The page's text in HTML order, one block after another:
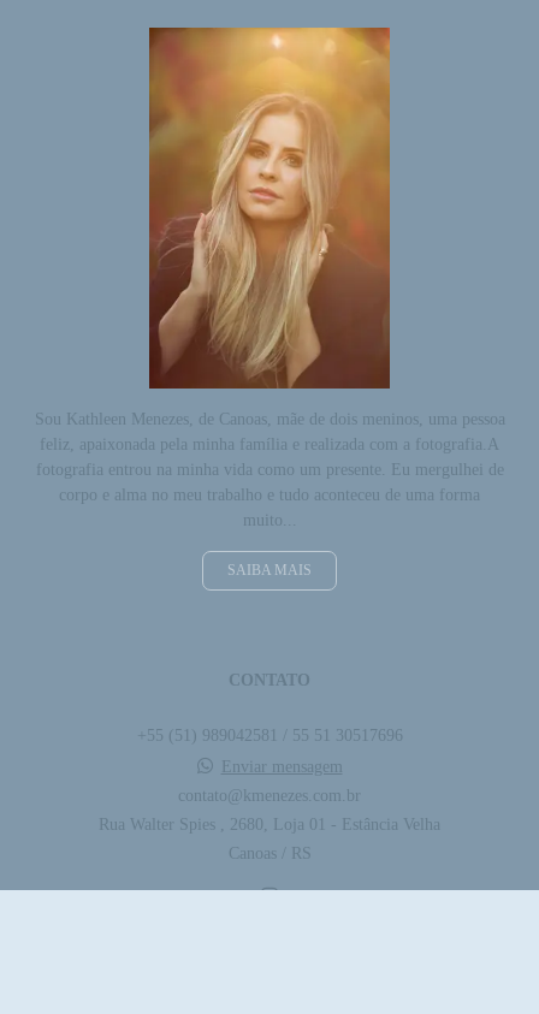
Sou Kathleen Menezes, de Canoas, mãe de dois meninos, uma pessoa
feliz, apaixonada pela minha família e realizada com a fotografia.A
fotografia entrou na minha vida como um presente. Eu mergulhei de
corpo e alma no meu trabalho e tudo aconteceu de uma forma
muito...
SAIBA MAIS
CONTATO
+55 (51) 989042581 / 55 51 30517696
Enviar mensagem
contato@kmenezes.com.br
Rua Walter Spies , 2680, Loja 01 - Estância Velha
Canoas / RS